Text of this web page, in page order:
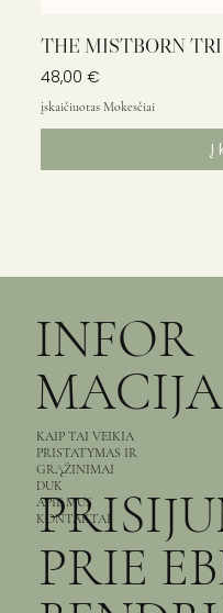
THE MISTBORN
Kaina
48,00 €
įskaičiuotas Mokesčiai
Į
INFOR
MACIJA
KAIP TAI VEIKIA
PRISTATYMAS IR
GRĄŽINIMAI
DUK
APIE MUS
KONTAKTAI
PRIE